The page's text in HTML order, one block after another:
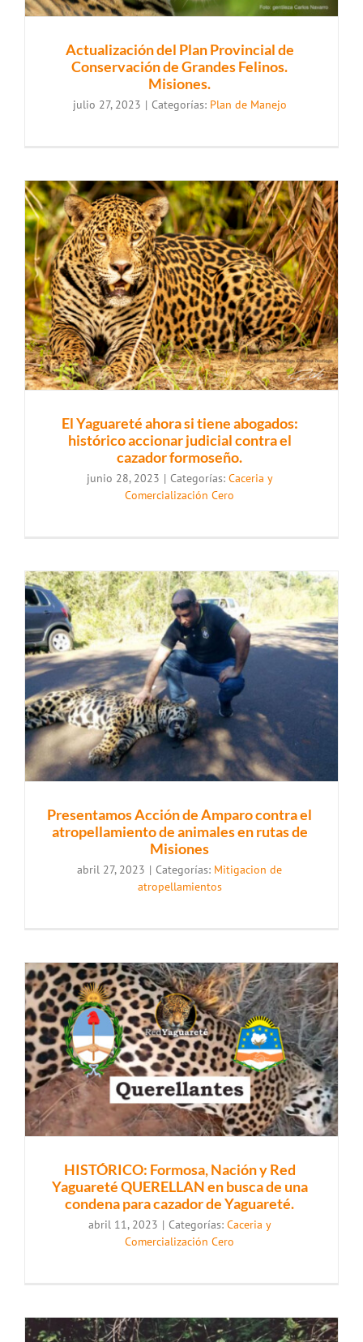
Actualización del Plan Provincial de
Conservación de Grandes Felinos.
Misiones.
julio 27, 2023 | Categorías: Plan de Manejo
El Yaguareté ahora si tiene abogados:
histórico accionar judicial contra el
cazador formoseño.
junio 28, 2023 | Categorías: Caceria y
Comercialización Cero
Presentamos Acción de Amparo contra el
atropellamiento de animales en rutas de
Misiones
abril 27, 2023 | Categorías: Mitigacion de
atropellamientos
HISTÓRICO: Formosa, Nación y Red
Yaguareté QUERELLAN en busca de una
condena para cazador de Yaguareté.
abril 11, 2023 | Categorías: Caceria y
Comercialización Cero